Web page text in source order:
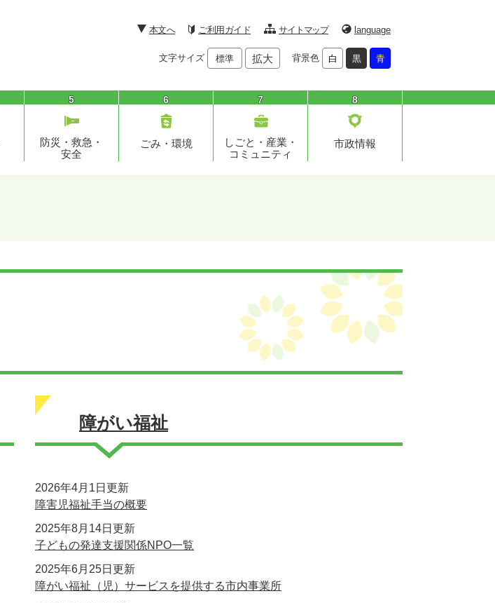
本文へ ご利用ガイド サイトマップ language
文字サイズ 標準 拡大 背景色 白 黒 青
5
防災・救急・
安全
6
ごみ・環境
7
しごと・産業・
コミュニティ
8
市政情報
障がい福祉
2026年4月1日更新
障害児福祉手当の概要
2025年8月14日更新
子どもの発達支援関係NPO一覧
2025年6月25日更新
障がい福祉（児）サービスを提供する市内事業所